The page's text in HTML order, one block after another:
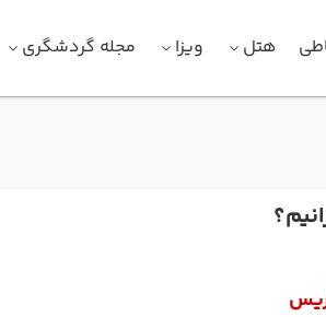
هتل ویزا مجله گردشگری